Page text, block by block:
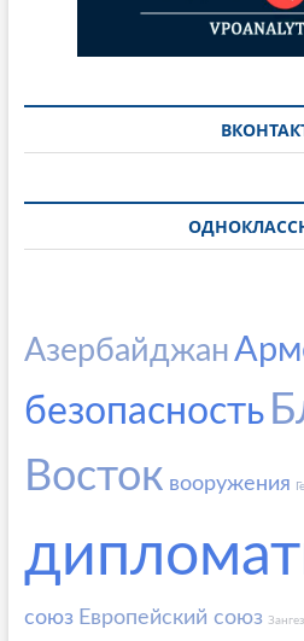
Азербайджан
безопасность
Восток вооружения
союз Европейский союз